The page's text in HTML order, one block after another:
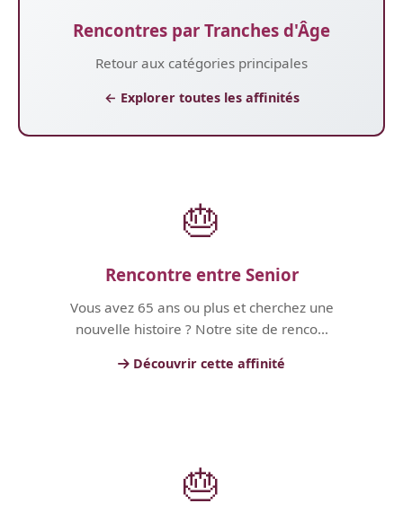
Rencontres par Tranches d'Âge
Retour aux catégories principales
← Explorer toutes les affinités
🎂
Rencontre entre Senior
Vous avez 65 ans ou plus et cherchez une
nouvelle histoire ? Notre site de renco...
Découvrir cette affinité
🎂